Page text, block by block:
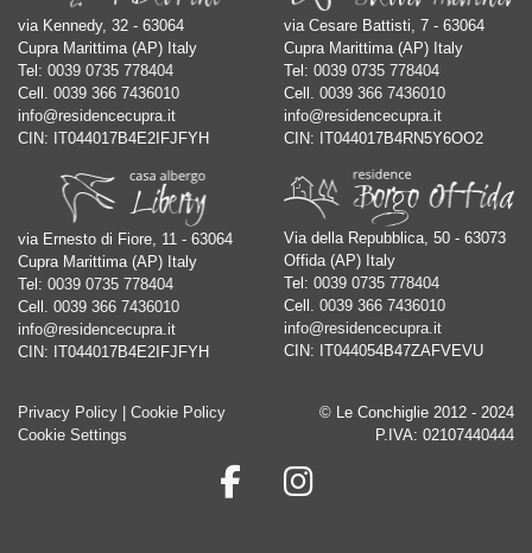
via Kennedy, 32 - 63064
Cupra Marittima (AP) Italy
Tel: 0039 0735 778404
Cell. 0039 366 7436010
info@residencecupra.it
CIN: IT044017B4E2IFJFYH
via Cesare Battisti, 7 - 63064
Cupra Marittima (AP) Italy
Tel: 0039 0735 778404
Cell. 0039 366 7436010
info@residencecupra.it
CIN: IT044017B4RN5Y6OO2
via Ernesto di Fiore, 11 - 63064
Cupra Marittima (AP) Italy
Tel: 0039 0735 778404
Cell. 0039 366 7436010
info@residencecupra.it
CIN: IT044017B4E2IFJFYH
Via della Repubblica, 50 - 63073
Offida (AP) Italy
Tel: 0039 0735 778404
Cell. 0039 366 7436010
info@residencecupra.it
CIN: IT044054B47ZAFVEVU
Privacy Policy
Cookie Policy
Cookie Settings
© Le Conchiglie 2012 - 2024
P.IVA: 02107440444